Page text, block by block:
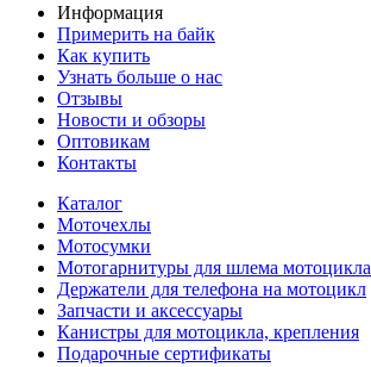
Информация
Примерить на байк
Как купить
Узнать больше о нас
Отзывы
Новости и обзоры
Оптовикам
Контакты
Каталог
Моточехлы
Мотосумки
Мотогарнитуры для шлема мотоцикла
Держатели для телефона на мотоцикл
Запчасти и аксессуары
Канистры для мотоцикла, крепления
Подарочные сертификаты